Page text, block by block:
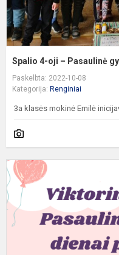
Spalio 4-oji – Pasaulinė
Paskelbta: 2022-10-08
Kategorija: Renginiai
3a klasės mokinė Emilė